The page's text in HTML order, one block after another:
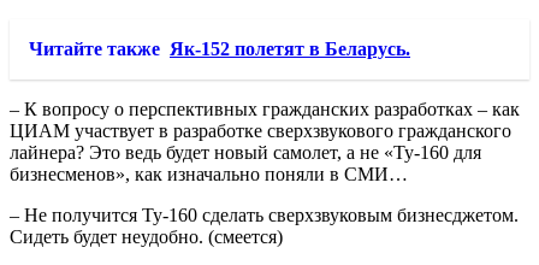
Читайте также Як-152 полетят в Беларусь.
– К вопросу о перспективных гражданских разработках – как
ЦИАМ участвует в разработке сверхзвукового гражданского
лайнера? Это ведь будет новый самолет, а не «Ту-160 для
бизнесменов», как изначально поняли в СМИ…
– Не получится Ту-160 сделать сверхзвуковым бизнесджетом.
Сидеть будет неудобно. (смеется)